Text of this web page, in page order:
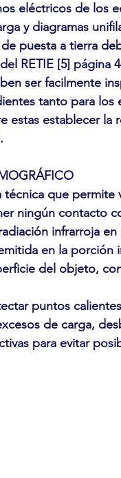
eléctricos de los
y diagramas
puesta a tierra
RETIE [5]
ser facilmente
tanto para
estas establecer
técnica que
ningún contacto
infrarroja
en la porción
del objeto,
puntos
de carga,
para evitar